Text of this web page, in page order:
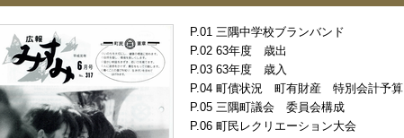
三隅中学校ブランバンド
63年度 歳出
63年度 歳入
町債状況 町有財産 特別会計予算
三隅町議会 委員会構成
町民レクリエーション大会